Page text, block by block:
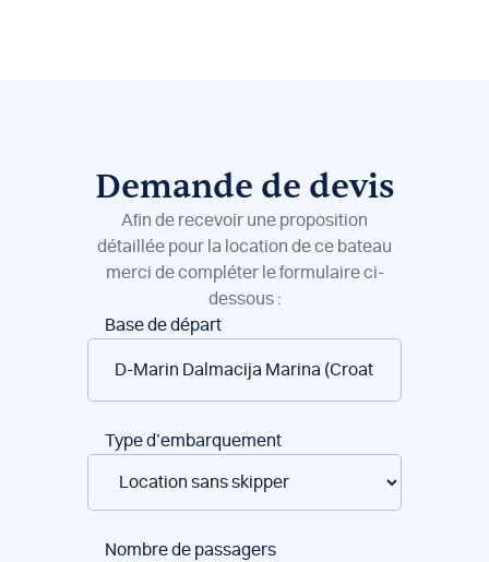
Demande de devis
Afin de recevoir une proposition
détaillée pour la location de ce bateau
merci de compléter le formulaire ci-
dessous :
Réservation
bateaux
Base de départ
Type d’embarquement
Nombre de passagers